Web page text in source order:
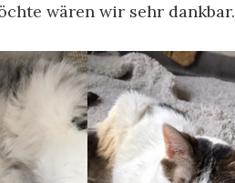
wären wir sehr dankbar.